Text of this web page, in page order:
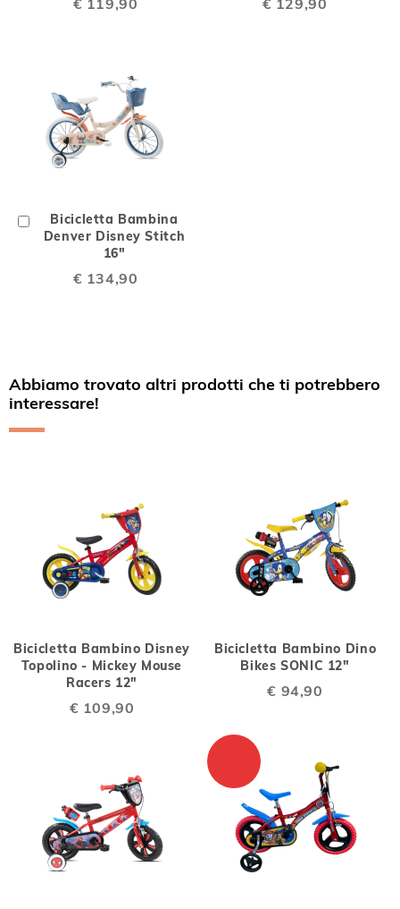
Bicicletta Bambina
Denver Disney Stitch
16"
€ 134,90
Aggiungi
al
Abbiamo trovato altri prodotti che ti potrebbero
interessare!
Bicicletta Bambino Disney
Topolino - Mickey Mouse
Racers 12"
€ 109,90
Bicicletta Bambino Dino
Bikes SONIC 12"
€ 94,90